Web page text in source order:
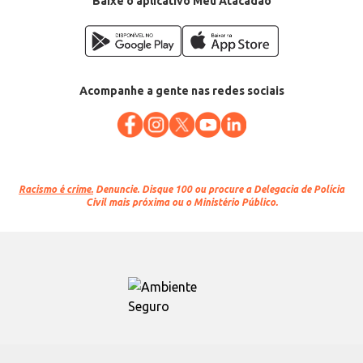
Acompanhe a gente nas redes sociais
Racismo é crime. Denuncie. Disque 100 ou procure a Delegacia de Polícia
Civil mais próxima ou o Ministério Público.